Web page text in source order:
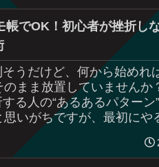
帳でOK！初心者が挫折し
そうだけど、何から始めれ
まま放置していませんか
る人の“あるあるパターン
いがちですが、最初にや
シンプルにメモ...